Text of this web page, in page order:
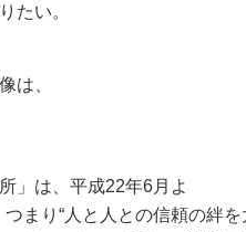
たい。
は、
」は、平成22年6月よ
つまり“人と人との信頼の絆を